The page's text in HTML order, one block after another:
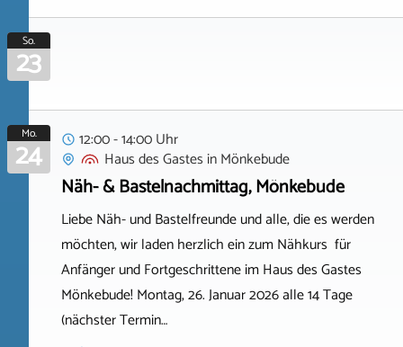
So.
23
Mo.
24
12:00 - 14:00 Uhr
Haus des Gastes inMönkebude
Näh- & Bastelnachmittag, Mönkebude
Liebe Näh- und Bastelfreunde und alle, die es werden
möchten, wir laden herzlich ein zum Nähkurs für
Anfänger und Fortgeschrittene im Haus des Gastes
Mönkebude! Montag, 26. Januar 2026 alle 14 Tage
(nächster Termin…